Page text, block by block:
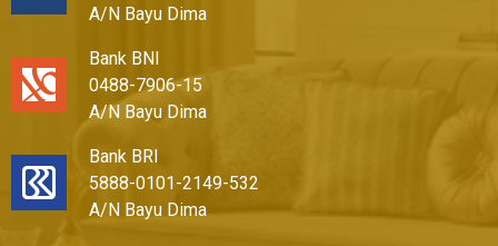
A/N Bayu Dima
Bank BNI
0488-7906-15
A/N Bayu Dima
Bank BRI
5888-0101-2149-532
A/N Bayu Dima